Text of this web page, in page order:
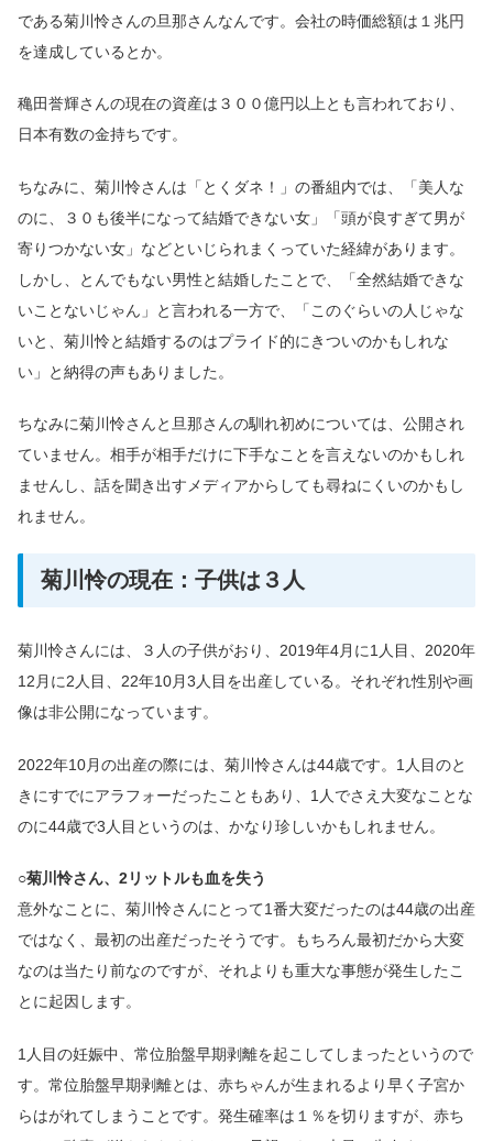
である菊川怜さんの旦那さんなんです。会社の時価総額は１兆円
を達成しているとか。
穐田誉輝さんの現在の資産は３００億円以上とも言われており、
日本有数の金持ちです。
ちなみに、菊川怜さんは「とくダネ！」の番組内では、「美人な
のに、３０も後半になって結婚できない女」「頭が良すぎて男が
寄りつかない女」などといじられまくっていた経緯があります。
しかし、とんでもない男性と結婚したことで、「全然結婚できな
いことないじゃん」と言われる一方で、「このぐらいの人じゃな
いと、菊川怜と結婚するのはプライド的にきついのかもしれな
い」と納得の声もありました。
ちなみに菊川怜さんと旦那さんの馴れ初めについては、公開され
ていません。相手が相手だけに下手なことを言えないのかもしれ
ませんし、話を聞き出すメディアからしても尋ねにくいのかもし
れません。
菊川怜の現在：子供は３人
菊川怜さんには、３人の子供がおり、2019年4月に1人目、2020年
12月に2人目、22年10月3人目を出産している。それぞれ性別や画
像は非公開になっています。
2022年10月の出産の際には、菊川怜さんは44歳です。1人目のと
きにすでにアラフォーだったこともあり、1人でさえ大変なことな
のに44歳で3人目というのは、かなり珍しいかもしれません。
○菊川怜さん、2リットルも血を失う
意外なことに、菊川怜さんにとって1番大変だったのは44歳の出産
ではなく、最初の出産だったそうです。もちろん最初だから大変
なのは当たり前なのですが、それよりも重大な事態が発生したこ
とに起因します。
1人目の妊娠中、常位胎盤早期剥離を起こしてしまったというので
す。常位胎盤早期剥離とは、赤ちゃんが生まれるより早く子宮か
らはがれてしまうことです。発生確率は１％を切りますが、赤ち